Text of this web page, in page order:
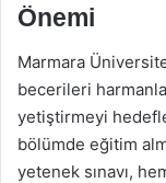
Önemi
Marmara
becerileri
yetiştirmeyi
bölümde eğitim
yetenek sınavı,